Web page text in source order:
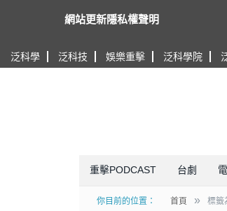
泛科學 泛科技 娛樂重擊 泛科學院
重擊PODCAST 台劇
你目前的位置： 首頁 » 標籤
網站更新隱私權聲明